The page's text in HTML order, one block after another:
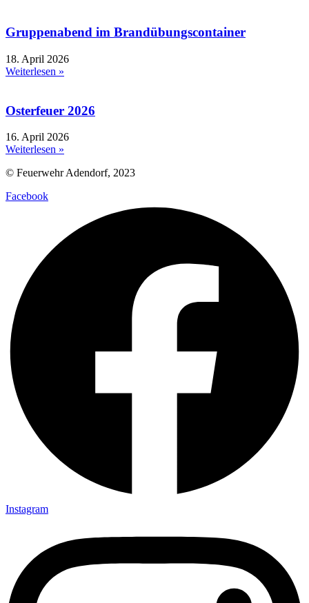
Gruppenabend im Brandübungscontainer
18. April 2026
Weiterlesen »
Osterfeuer 2026
16. April 2026
Weiterlesen »
© Feuerwehr Adendorf, 2023
Facebook
Instagram